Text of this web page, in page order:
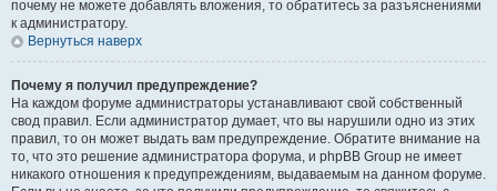
почему не можете добавлять вложения, то обратитесь за разъяснениями
к администратору.
Вернуться наверх
Почему я получил предупреждение?
На каждом форуме администраторы устанавливают свой собственный
свод правил. Если администратор думает, что вы нарушили одно из этих
правил, то он может выдать вам предупреждение. Обратите внимание на
то, что это решение администратора форума, и phpBB Group не имеет
никакого отношения к предупреждениям, выдаваемым на данном форуме.